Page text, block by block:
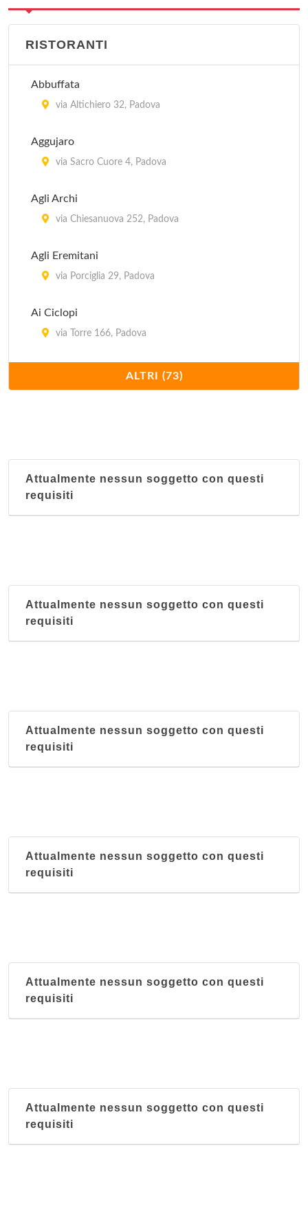
RISTORANTI
Abbuffata
via Altichiero 32, Padova
Aggujaro
via Sacro Cuore 4, Padova
Agli Archi
via Chiesanuova 252, Padova
Agli Eremitani
via Porciglia 29, Padova
Ai Ciclopi
via Torre 166, Padova
viale Felice Cavallotti 44, Padova
Al Carmine
Al Fagiano
via Antonio Locatelli 45, Padova
ALTRI (73)
Attualmente nessun soggetto con questi
requisiti
Attualmente nessun soggetto con questi
requisiti
Attualmente nessun soggetto con questi
requisiti
Attualmente nessun soggetto con questi
requisiti
Attualmente nessun soggetto con questi
requisiti
Attualmente nessun soggetto con questi
requisiti